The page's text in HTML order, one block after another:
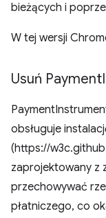
bieżących i
W tej wersji
Usuń Payment
obsługuje
(https://
zaprojektowany z
przechowywać
płatniczego, co